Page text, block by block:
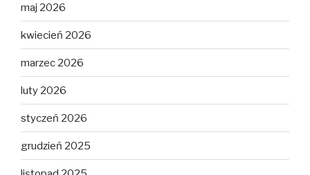
maj 2026
kwiecień 2026
marzec 2026
luty 2026
styczeń 2026
grudzień 2025